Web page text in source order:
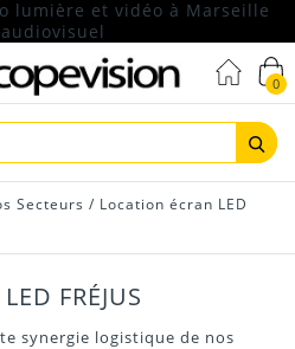
0
Secteurs / Location écran LED
FRÉJUS
synergie logistique de nos